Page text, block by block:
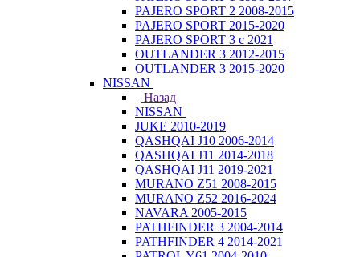
PAJERO SPORT 2 2008-2015
PAJERO SPORT 2015-2020
PAJERO SPORT 3 с 2021
OUTLANDER 3 2012-2015
OUTLANDER 3 2015-2020
NISSAN
Назад
NISSAN
JUKE 2010-2019
QASHQAI J10 2006-2014
QASHQAI J11 2014-2018
QASHQAI J11 2019-2021
MURANO Z51 2008-2015
MURANO Z52 2016-2024
NAVARA 2005-2015
PATHFINDER 3 2004-2014
PATHFINDER 4 2014-2021